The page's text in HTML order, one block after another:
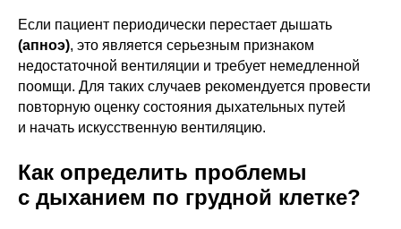
Если пациент периодически перестает дышать
(апноэ), это является серьезным признаком
недостаточной вентиляции и требует немедленной
поомщи. Для таких случаев рекомендуется провести
повторную оценку состояния дыхательных путей
и начать искусственную вентиляцию.
Как определить проблемы
с дыханием по грудной клетке?